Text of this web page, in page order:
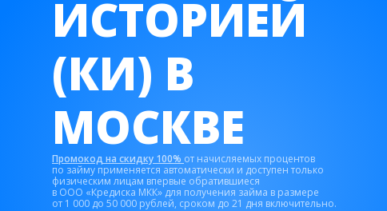
ИСТОРИЕЙ
(КИ) В
МОСКВЕ
Промокод на скидку 100% от начисляемых процентов
по займу применяется автоматически и доступен только
физическим лицам впервые обратившиеся
в ООО «Кредиска МКК» для получения займа в размере
от 1 000 до 50 000 рублей, сроком до 21 дня включительно.